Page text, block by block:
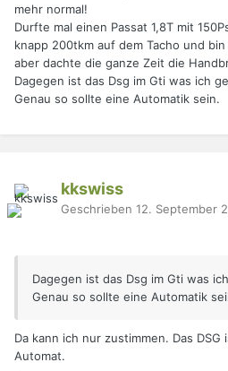
mehr normal!
Durfte mal einen Passat 1,8T mit
knapp 200tkm auf dem Tacho und
aber dachte die ganze Zeit die
Dagegen ist das Dsg im Gti was ich
Genau so sollte eine Automatik sein.
kkswiss
Geschrieben 12. September
Dagegen ist das Dsg im Gti was
Genau so sollte eine Automatik
Da kann ich nur zustimmen. Das
Automat.